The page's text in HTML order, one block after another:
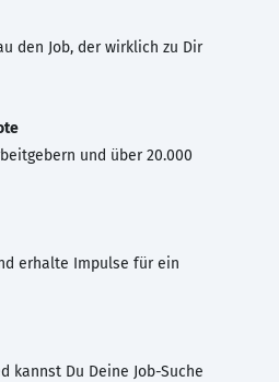
den Job, der wirklich zu Dir
und über 20.000
erhalte Impulse für ein
kannst Du Deine Job-Suche